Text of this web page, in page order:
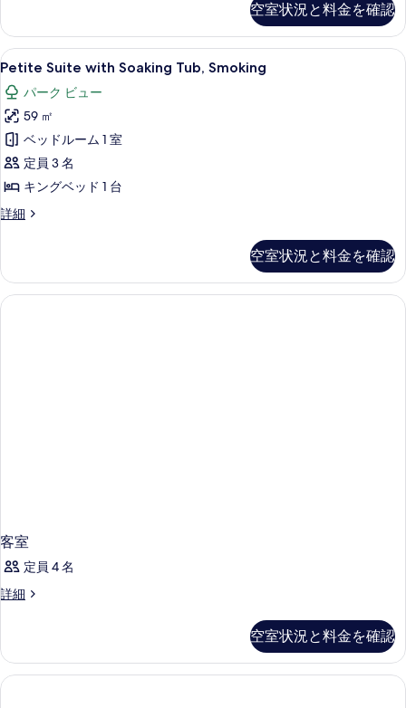
写
真
を
表
示
す
る
禁
煙
の
す
べ
て
の
写
真
表
示
禁
の
詳
細
ム
ク
イ
ー
ン
ベ
ッ
ド
2
煙
の
す
る
ク
ル
ー
ム
ク
イ
ー
ン
ベ
ッ
ド
2
の
詳
細
空室状況と料金を確認
Petite
Suite
with
Soaking
Tub,
Smoking
の
す
の
写
セーフティボックス (室内)、デスク
2
Petite Suite with Soaking Tub, Smoking
パーク ビュー
59 ㎡
ベッドルーム 1 室
定員 3 名
キングベッド 1 台
詳細
Petite
Tub,
Smoking
の
空室状況と料金を確認
客室
定員 4 名
詳細
客
細
空室状況と料金を確認